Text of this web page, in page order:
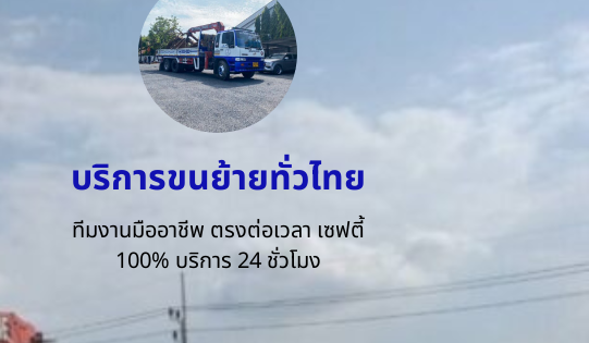
บริการขนย้ายทั่วไทย
ทีมงานมืออาชีพ ตรงต่อเวลา เซฟตี้
100% บริการ 24 ชั่วโมง